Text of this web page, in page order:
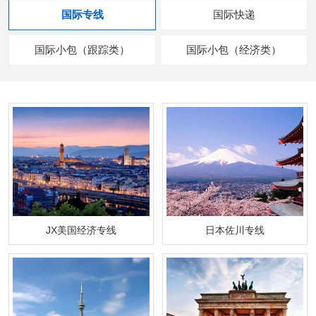
国际专线 国际快递
国际小包（跟踪类） 国际小包（经济类）
JX美国经济专线 日本佐川专线